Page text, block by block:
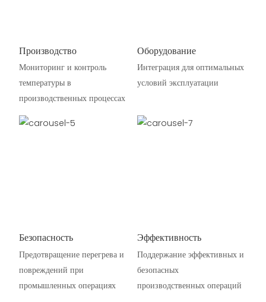
Производство
Мониторинг и контроль
температуры в
производственных процессах
Оборудование
Интеграция для оптимальных
условий эксплуатации
Безопасность
Предотвращение перегрева и
повреждений при
промышленных операциях
Эффективность
Поддержание эффективных и
безопасных
производственных операций